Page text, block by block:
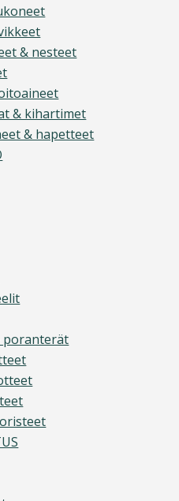
& nesteet
& kihartimet
& hapetteet
poranterät